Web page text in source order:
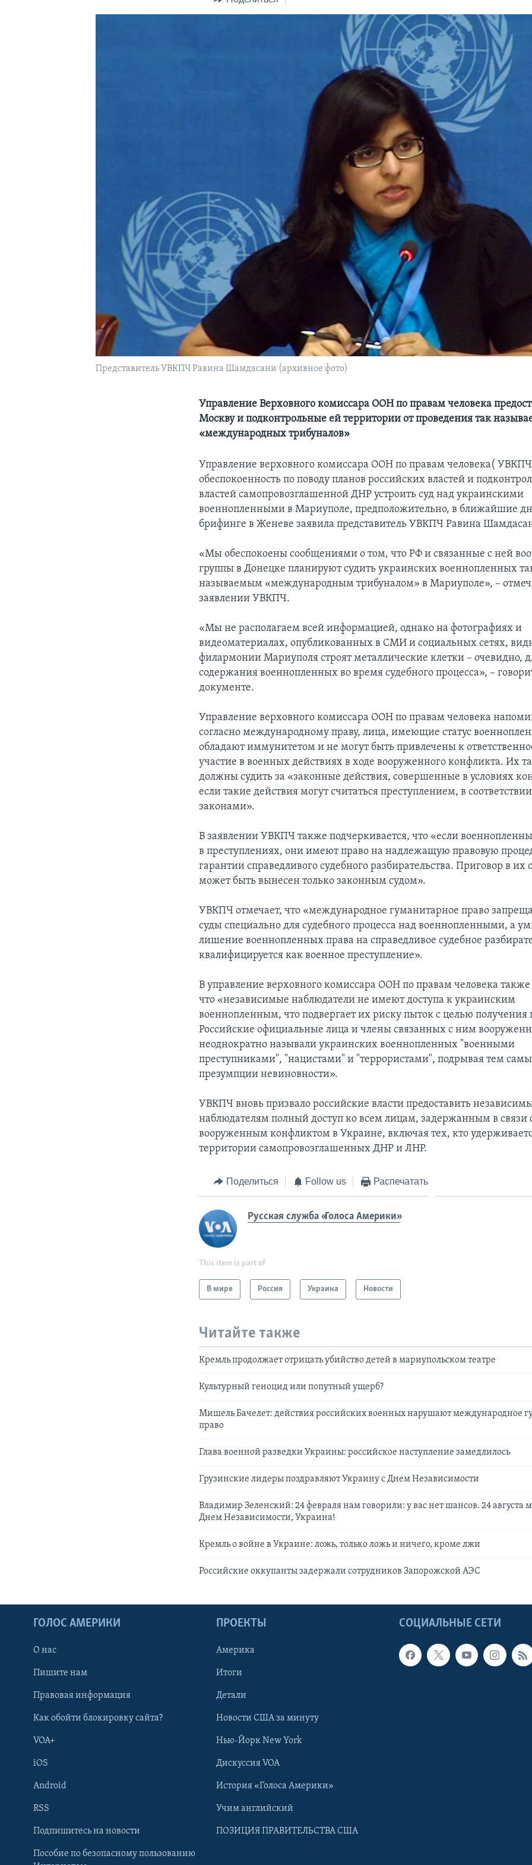
Learning English
Представитель УВКПЧ Равина Шамдасани (архивное фото)
Управление Верховного комиссара ООН по правам человека
Москву и подконтрольные ей территории от проведения так
«международных трибуналов»
Управление верховного комиссара ООН по правам человека(
обеспокоенность по поводу планов российских властей и
властей самопровозглашенной ДНР устроить суд над украинскими
военнопленными в Мариуполе, предположительно, в ближайшие
брифинге в Женеве заявила представитель УВКПЧ Равина
«Мы обеспокоены сообщениями о том, что РФ и связанные с ней
группы в Донецке планируют судить украинских военнопленных
называемым «международным трибуналом» в Мариуполе», –
заявлении УВКПЧ.
«Мы не располагаем всей информацией, однако на фотографиях и
видеоматериалах, опубликованных в СМИ и социальных сетях,
филармонии Мариуполя строят металлические клетки – очевидно,
содержания военнопленных во время судебного процесса», –
документе.
Управление верховного комиссара ООН по правам человека
согласно международному праву, лица, имеющие статус
обладают иммунитетом и не могут быть привлечены к
участие в военных действиях в ходе вооруженного конфликта. Их
должны судить за «законные действия, совершенные в условиях
если такие действия могут считаться преступлением, в
законами».
В заявлении УВКПЧ также подчеркивается, что «если
в преступлениях, они имеют право на надлежащую правовую
гарантии справедливого судебного разбирательства. Приговор в
может быть вынесен только законным судом».
УВКПЧ отмечает, что «международное гуманитарное право
суды специально для судебного процесса над военнопленными, а
лишение военнопленных права на справедливое судебное
квалифицируется как военное преступление».
В управление верховного комиссара ООН по правам человека
что «независимые наблюдатели не имеют доступа к украинским
военнопленным, что подвергает их риску пыток с целью получения
Российские официальные лица и члены связанных с ним
неоднократно называли украинских военнопленных "военными
преступниками", "нацистами" и "террористами", подрывая тем
презумпции невиновности».
УВКПЧ вновь призвало российские власти предоставить
наблюдателям полный доступ ко всем лицам, задержанным в связи
вооруженным конфликтом в Украине, включая тех, кто
территории самопровозглашенных ДНР и ЛНР.
Поделиться Follow us Распечатать
Русская служба «Голоса Америки»
This item is part of
В мире Россия Украина Новости
Читайте также
Кремль продолжает отрицать убийство детей в мариупольском театре
Культурный геноцид или попутный ущерб?
Мишель Бачелет: действия российских военных нарушают международное
право
Глава военной разведки Украины: российское наступление замедлилось
Грузинские лидеры поздравляют Украину с Днем Независимости
Владимир Зеленский: 24 февраля нам говорили: у вас нет шансов. 24 августа
Днем Независимости, Украина!
Кремль о войне в Украине: ложь, только ложь и ничего, кроме лжи
Российские оккупанты задержали сотрудников Запорожской АЭС
СОЦИАЛЬНЫЕ СЕТИ
ГОЛОС АМЕРИКИ
О нас
Пишите нам
Правовая информация
Как обойти блокировку сайта?
VOA+
iOS
Android
RSS
Подпишитесь на новости
Пособие по безопасному пользованию
ПРОЕКТЫ
Америка
Итоги
Детали
Новости США за минуту
Нью-Йорк New York
Дискуссия VOA
История «Голоса Америки»
Учим английский
ПОЗИЦИЯ ПРАВИТЕЛЬСТВА США